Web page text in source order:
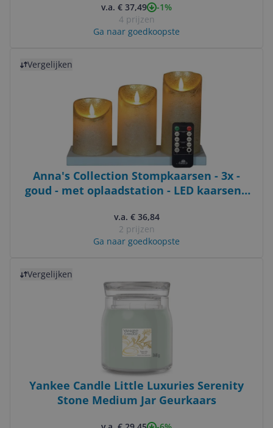
v.a. € 37,49
-1%
4 prijzen
Ga naar goedkoopste
Vergelijken
Anna's Collection Stompkaarsen - 3x -
goud - met oplaadstation - LED kaarsen -
v.a. € 36,84
2 prijzen
Ga naar goedkoopste
Vergelijken
Yankee Candle Little Luxuries Serenity
Stone Medium Jar Geurkaars